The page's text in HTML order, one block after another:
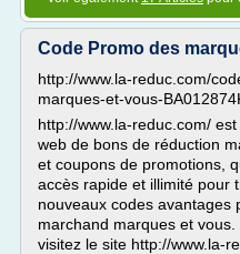
Code Promo des
http://www.la-reduc.com/
marques-et-vous-
http://www.la-reduc.com/
web de bons de réduction
et coupons de promotions,
accès rapide et illimité pour
nouveaux codes avantages
marchand marques et
visitez le site http://www.la-